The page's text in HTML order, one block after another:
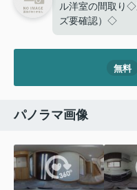
ル洋室の間取り
ズ要確認）◇
無料
パノラマ画像